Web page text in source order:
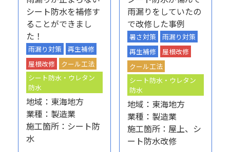
シート防水を補修す
ることができまし
た！
雨漏り対策
再生補修
屋根改修
クール工法
シート防水・ウレタン
防水
地域：東海地方
業種：製造業
施工箇所：シート防
水
雨漏りをしていたの
で改修した事例
暑さ対策
雨漏り対策
再生補修
屋根改修
クール工法
シート防水・ウレタン
防水
地域：東海地方
業種：製造業
施工箇所：屋上、シ
ート防水改修